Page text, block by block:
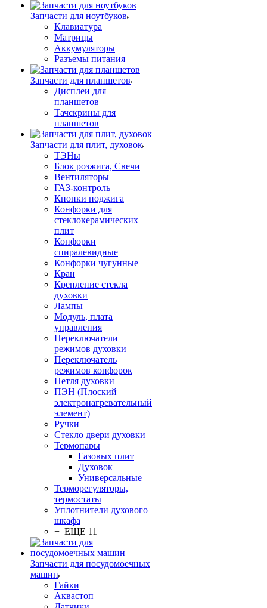
Запчасти для ноутбуков
Клавиатура
Матрицы
Аккумуляторы
Разъемы питания
Запчасти для планшетов
Дисплеи для
планшетов
Тачскрины для
планшетов
Запчасти для плит, духовок
ТЭНы
Блок розжига, Свечи
Вентиляторы
ГАЗ-контроль
Кнопки поджига
Конфорки для
стеклокерамических
плит
Конфорки
спиралевидные
Конфорки чугунные
Кран
Крепление стекла
духовки
Лампы
Модуль, плата
управления
Переключатели
режимов духовки
Переключатель
режимов конфорок
Петля духовки
ПЭН (Плоский
электронагревательный
элемент)
Ручки
Стекло двери духовки
Термопары
Газовых плит
Духовок
Универсальные
Терморегуляторы,
термостаты
Уплотнители духового
шкафа
+ ЕЩЕ 11
Запчасти для посудомоечных
машин
Гайки
Аквастоп